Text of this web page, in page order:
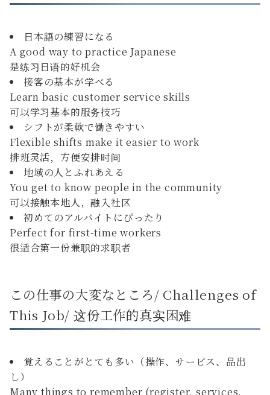
日本語の練習になる
A good way to practice Japanese
是练习日语的好机会
接客の基本が学べる
Learn basic customer service skills
可以学习基本的服务技巧
シフトが柔軟で働きやすい
Flexible shifts make it easier to work
排班灵活，方便安排时间
地域の人とふれあえる
You get to know people in the community
可以接触本地人，融入社区
初めてのアルバイトにぴったり
Perfect for first-time workers
很适合第一份兼职的求职者
この仕事の大変なところ/ Challenges of
This Job/ 这份工作的真实困难
覚えることがとても多い（操作、サービス、品出
し）
Many things to remember (register, services,